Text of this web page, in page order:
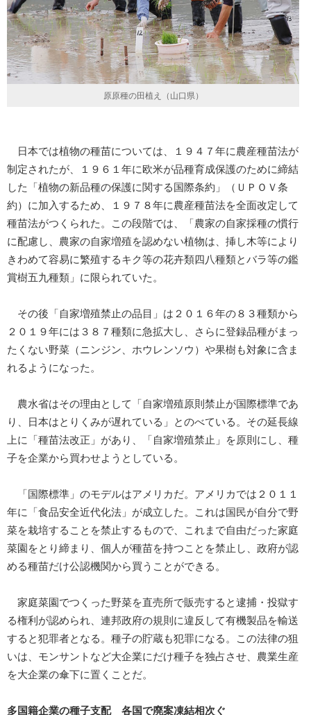
原原種の田植え（山口県）
日本では植物の種苗については、１９４７年に農産種苗法が
制定されたが、１９６１年に欧米が品種育成保護のために締結
した「植物の新品種の保護に関する国際条約」（ＵＰＯＶ条
約）に加入するため、１９７８年に農産種苗法を全面改定して
種苗法がつくられた。この段階では、「農家の自家採種の慣行
に配慮し、農家の自家増殖を認めない植物は、挿し木等により
きわめて容易に繁殖するキク等の花卉類四八種類とバラ等の鑑
賞樹五九種類」に限られていた。
その後「自家増殖禁止の品目」は２０１６年の８３種類から
２０１９年には３８７種類に急拡大し、さらに登録品種がまっ
たくない野菜（ニンジン、ホウレンソウ）や果樹も対象に含ま
れるようになった。
農水省はその理由として「自家増殖原則禁止が国際標準であ
り、日本はとりくみが遅れている」とのべている。その延長線
上に「種苗法改正」があり、「自家増殖禁止」を原則にし、種
子を企業から買わせようとしている。
「国際標準」のモデルはアメリカだ。アメリカでは２０１１
年に「食品安全近代化法」が成立した。これは国民が自分で野
菜を栽培することを禁止するもので、これまで自由だった家庭
菜園をとり締まり、個人が種苗を持つことを禁止し、政府が認
める種苗だけ公認機関から買うことができる。
家庭菜園でつくった野菜を直売所で販売すると逮捕・投獄す
る権利が認められ、連邦政府の規則に違反して有機製品を輸送
すると犯罪者となる。種子の貯蔵も犯罪になる。この法律の狙
いは、モンサントなど大企業にだけ種子を独占させ、農業生産
を大企業の傘下に置くことだ。
多国籍企業の種子支配 各国で廃案凍結相次ぐ